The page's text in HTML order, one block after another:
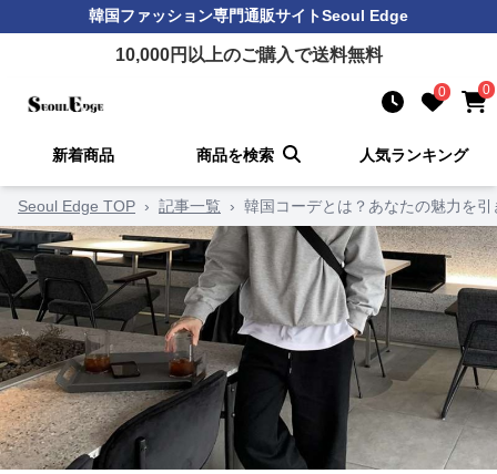
韓国ファッション専門通販サイトSeoul Edge
10,000円以上のご購入で送料無料
0 0
新着商品 商品を検索 人気ランキング
Seoul Edge TOP › 記事一覧 › 韓国コーデとは？あなたの魅力を